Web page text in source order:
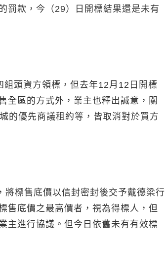
罰款，今（29）日開標結果還是未有
頭資方領標，但去年12月12日開標
全區的方式外，業主也釋出誠意，關
的優先商議租約等，皆取消對於買方
標售底價以信封密封後交予戴德梁行
售底價之最高價者，視為得標人，但
主進行協議。但今日依舊未有有效標